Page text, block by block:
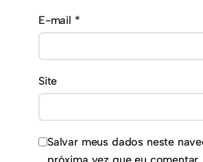
E-mail *
Site
Salvar meus dados neste
próxima vez que eu comentar.